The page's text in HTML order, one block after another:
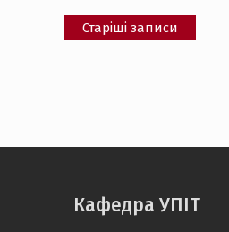
Навігація
за
Старіші записи
Кафедра УПІТ